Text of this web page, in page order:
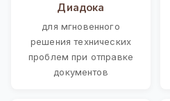
Диадока
для мгновенного
решения технических
проблем при отправке
документов